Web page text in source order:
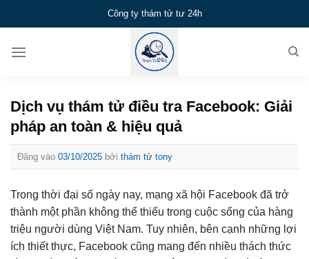
qua
dung
Công ty thám tử tư 24h
Dịch vụ thám tử điều tra Facebook: Giải
pháp an toàn & hiệu quả
Đăng vào 03/10/2025 bởi thám tử tony
Trong thời đại số ngày nay, mạng xã hội Facebook đã trở
thành một phần không thể thiếu trong cuộc sống của hàng
triệu người dùng Việt Nam. Tuy nhiên, bên cạnh những lợi
ích thiết thực, Facebook cũng mang đến nhiều thách thức